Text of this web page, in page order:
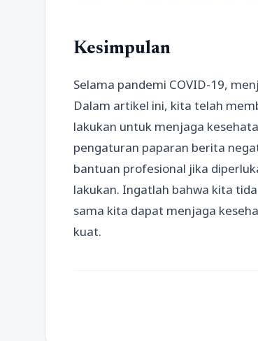
Kesimpulan
Selama pandemi COVID-19,
Dalam artikel ini, kita telah
lakukan untuk menjaga
pengaturan paparan berita
bantuan profesional jika
lakukan. Ingatlah bahwa kita
sama kita dapat menjaga
kuat.